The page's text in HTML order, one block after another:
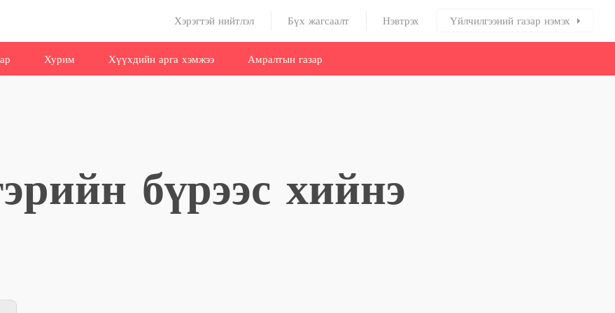
Хэрэгтэй нийтлэл Бүх жагсаалт Нэвтрэх Үйлчилгээний газар нэмэх
Хурим Хүүхдийн арга хэмжээ Амралтын газар
бүрээс хийнэ